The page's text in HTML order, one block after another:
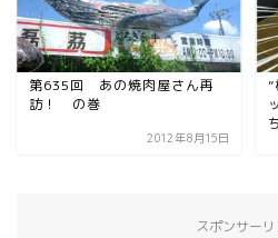
第635回 あの焼肉屋さん再
訪！ の巻
2012年8月15日
スポンサーリ